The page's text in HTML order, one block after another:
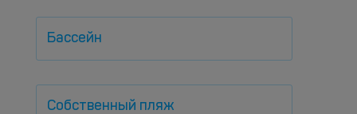
Бассейн
Собственный пляж